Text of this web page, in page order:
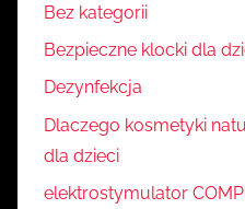
Bez kategorii
Bezpieczne klocki dla
Dezynfekcja
Dlaczego kosmetyki
dla dzieci
elektrostymulator